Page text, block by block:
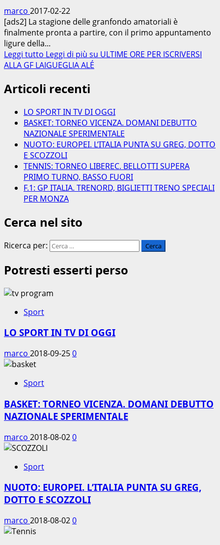
marco 2017-02-22
[ads2] La stagione delle granfondo amatoriali è
finalmente pronta a partire, con il primo appuntamento
ligure della...
Leggi tutto Leggi di più su ULTIME ORE PER ISCRIVERSI
ALLA GF LAIGUEGLIA ALÉ
Articoli recenti
LO SPORT IN TV DI OGGI
BASKET: TORNEO VICENZA. DOMANI DEBUTTO
NAZIONALE SPERIMENTALE
NUOTO: EUROPEI. L’ITALIA PUNTA SU GREG, DOTTO
E SCOZZOLI
TENNIS: TORNEO LIBEREC. BELLOTTI SUPERA
PRIMO TURNO, BASSO FUORI
F.1: GP ITALIA. TRENORD, BIGLIETTI TRENO SPECIALI
PER MONZA
Cerca nel sito
Ricerca per:
Potresti esserti perso
Sport
LO SPORT IN TV DI OGGI
marco 2018-09-250
Sport
BASKET: TORNEO VICENZA. DOMANI DEBUTTO
NAZIONALE SPERIMENTALE
marco 2018-08-020
Sport
NUOTO: EUROPEI. L’ITALIA PUNTA SU GREG,
DOTTO E SCOZZOLI
marco 2018-08-020